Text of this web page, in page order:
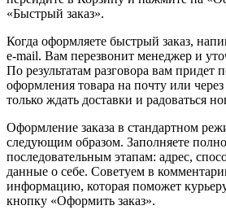
«Быстрый заказ».
Когда оформляете быстрый заказ,
e-mail. Вам перезвонит менеджер и
По результатам разговора вам придет
оформления товара на почту или
только ждать доставки и радоваться
Оформление заказа в стандартном
следующим образом. Заполняете
последовательным этапам: адрес,
данные о себе. Советуем в
информацию, которая поможет
кнопку «Оформить заказ».